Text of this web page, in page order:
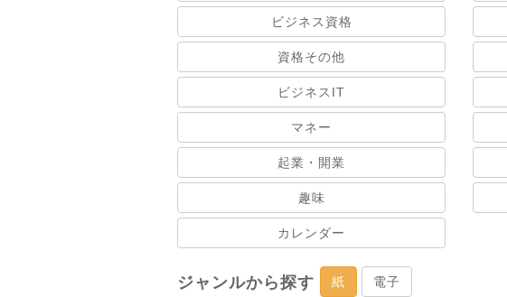
ビジネス資格
資格その他
ビジネスIT
マネー
起業・開業
趣味
カレンダー
ジャンルから探す 紙 電子